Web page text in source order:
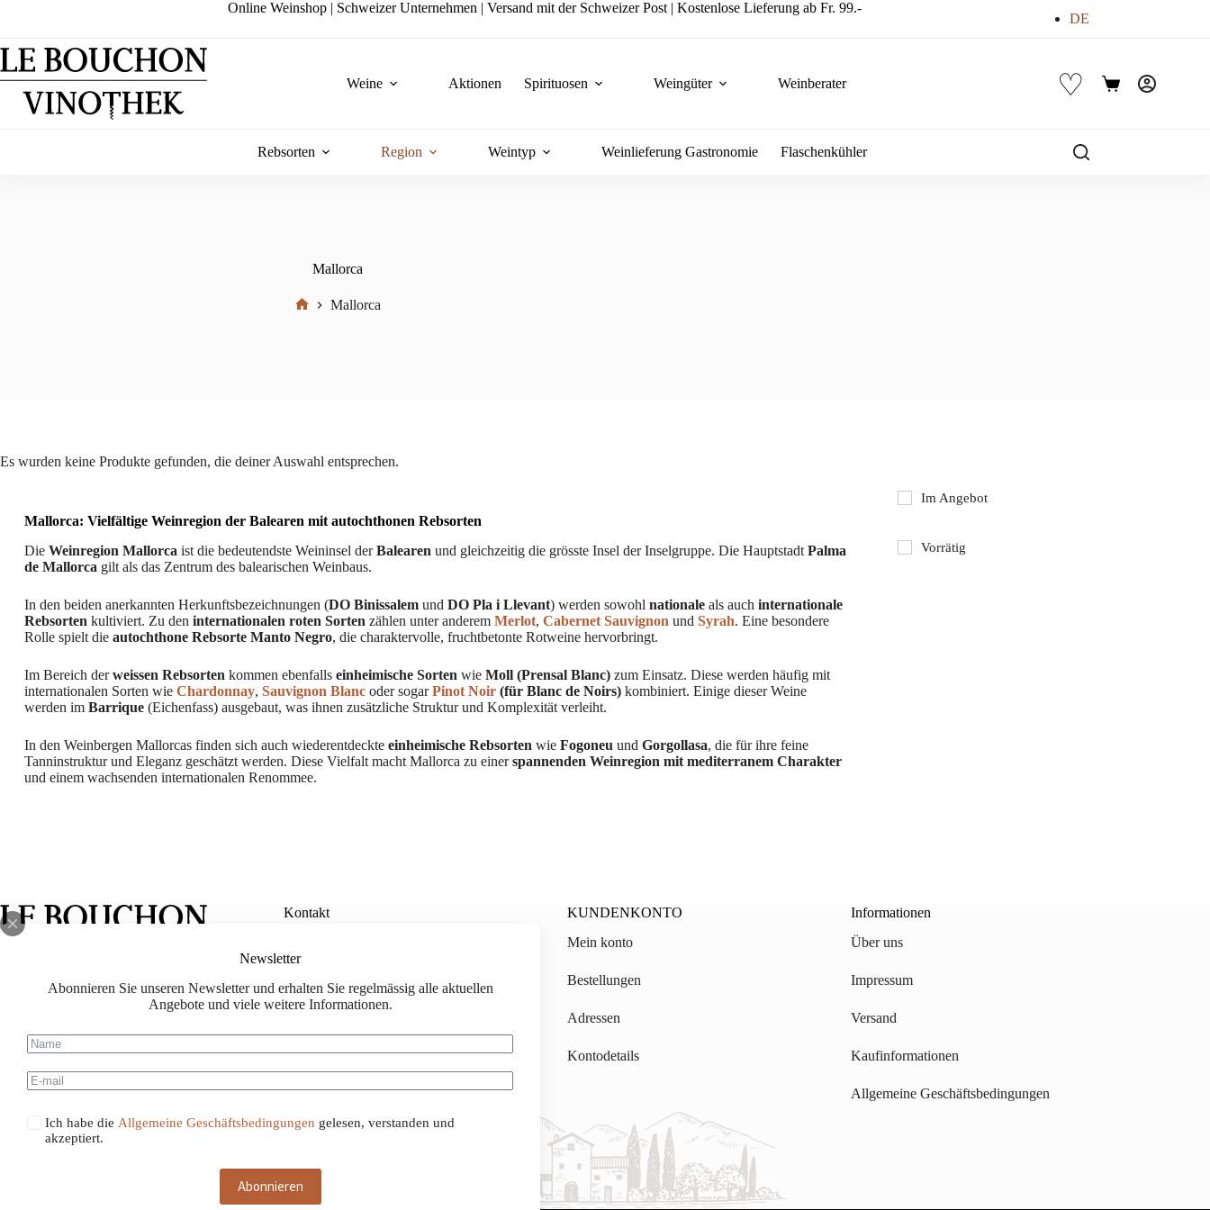
Newsletter
Abonnieren Sie unseren Newsletter und erhalten Sie regelmässig alle aktuellen
Angebote und viele weitere Informationen.
Ich habe die Allgemeine Geschäftsbedingungen gelesen, verstanden und
akzeptiert.
Abonnieren
Online Weinshop | Schweizer Unternehmen | Versand mit der Schweizer Post | Kostenlose Lieferung ab Fr. 99.-
DE
Weine Aktionen Spirituosen Weingüter Weinberater ♡ Warenkorb
Rebsorten Region Weintyp Weinlieferung Gastronomie Flaschenkühler
Mallorca
Mallorca
Es wurden keine Produkte gefunden, die deiner Auswahl entsprechen.
Mallorca: Vielfältige Weinregion der Balearen mit autochthonen Rebsorten
Die Weinregion Mallorca ist die bedeutendste Weininsel derBalearen und gleichzeitig die grösste Insel der Inselgruppe. Die Hauptstadt Palma
de Mallorca gilt als das Zentrum des balearischen Weinbaus.
In den beiden anerkannten Herkunftsbezeichnungen (DO Binissalemund DO Pla i Llevant) werden sowohl nationaleals auch internationale
Rebsorten kultiviert. Zu den internationalen roten Sorten zählen unter anderem Merlot, Cabernet Sauvignon und Syrah. Eine besondere
Rolle spielt die autochthone Rebsorte Manto Negro, die charaktervolle, fruchtbetonte Rotweine hervorbringt.
Im Bereich derweissen Rebsorten kommen ebenfalls einheimische Sorten wie Moll (Prensal Blanc)zum Einsatz. Diese werden häufig mit
internationalen Sorten wie Chardonnay, Sauvignon Blancoder sogarPinot Noir(für Blanc de Noirs)kombiniert. Einige dieser Weine
werden im Barrique(Eichenfass) ausgebaut, was ihnen zusätzliche Struktur und Komplexität verleiht.
In den Weinbergen Mallorcas finden sich auch wiederentdeckte einheimische Rebsorten wie Fogoneu und Gorgollasa, die für ihre feine
Tanninstruktur und Eleganz geschätzt werden. Diese Vielfalt macht Mallorca zu einerspannenden Weinregion mit mediterranem Charakter
und einem wachsenden internationalen Renommee.
Im Angebot
Vorrätig
Facebook
Instagram
Kontakt
lebouchon.ch@gmail.com
078 714 88 88
KUNDENKONTO
Mein konto
Bestellungen
Adressen
Kontodetails
Informationen
Über uns
Impressum
Versand
Kaufinformationen
Allgemeine Geschäftsbedingungen